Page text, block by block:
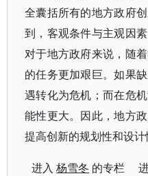
全囊括所有的地方政府
到，客观条件与主观因
对于地方政府来说，随
的任务更加艰巨。如果
遇转化为危机；而在危
能性更大。因此，地方
提高创新的规划性和设计
进入杨雪冬 的专栏